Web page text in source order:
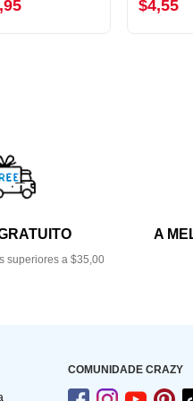
$4,55
superiores a $35,00
A
COMUNIDADE CRAZY